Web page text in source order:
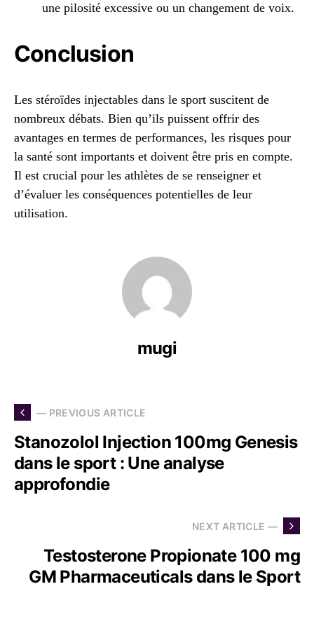
une pilosité excessive ou un changement de voix.
Conclusion
Les stéroïdes injectables dans le sport suscitent de
nombreux débats. Bien qu’ils puissent offrir des
avantages en termes de performances, les risques pour
la santé sont importants et doivent être pris en compte.
Il est crucial pour les athlètes de se renseigner et
d’évaluer les conséquences potentielles de leur
utilisation.
mugi
— PREVIOUS ARTICLE
Stanozolol Injection 100mg Genesis
dans le sport : Une analyse
approfondie
NEXT ARTICLE —
Testosterone Propionate 100 mg
GM Pharmaceuticals dans le Sport